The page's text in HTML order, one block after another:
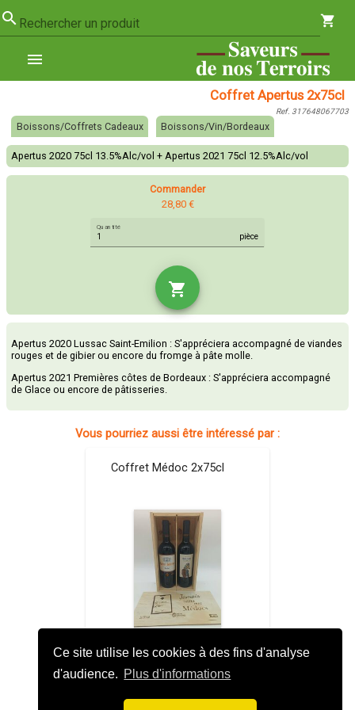
Ce site utilise les cookies à des fins d'analyse
d'audience. Plus d'informations
search Rechercher un produit shopping_cart
menu
Coffret Apertus 2x75cl
Ref. 317648067703
Boissons/Coffrets Cadeaux Boissons/Vin/Bordeaux
Apertus 2020 75cl 13.5%Alc/vol + Apertus 2021 75cl 12.5%Alc/vol
Commander
28,80 €
Quantité
pièce
shopping_cart
Apertus 2020 Lussac Saint-Emilion : S'appréciera accompagné de viandes
rouges et de gibier ou encore du fromge à pâte molle.
Apertus 2021 Premières côtes de Bordeaux : S'appréciera accompagné
de Glace ou encore de pâtisseries.
Vous pourriez aussi être intéressé par :
Coffret Médoc 2x75cl
Haut-galot 75cl 13%Alc/Vol
36,00 €
launch